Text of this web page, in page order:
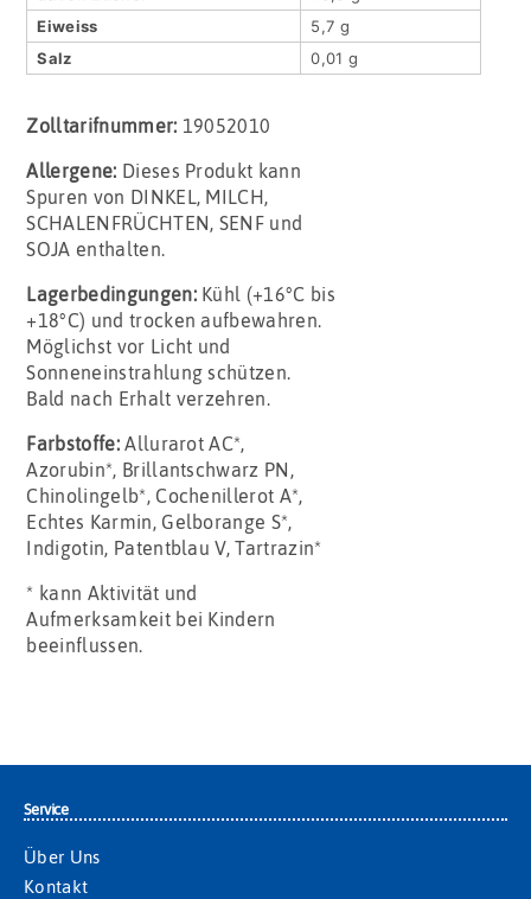
Eiweiss
5,7 g
Salz
0,01 g
Zolltarifnummer: 19052010
Allergene: Dieses Produkt kann
Spuren von DINKEL, MILCH,
SCHALENFRÜCHTEN, SENF und
SOJA enthalten.
Lagerbedingungen: Kühl (+16°C bis
+18°C) und trocken aufbewahren.
Möglichst vor Licht und
Sonneneinstrahlung schützen.
Bald nach Erhalt verzehren.
Farbstoffe:Allurarot AC*,
Azorubin*, Brillantschwarz PN,
Chinolingelb*, Cochenillerot A*,
Echtes Karmin, Gelborange S*,
Indigotin, Patentblau V, Tartrazin*
* kann Aktivität und
Aufmerksamkeit bei Kindern
beeinflussen.
Service
Über Uns
Kontakt